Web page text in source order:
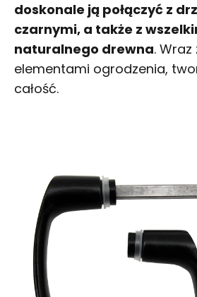
doskonale ją połączyć z
czarnymi, a także z
naturalnego drewna. Wraz
elementami ogrodzenia,
całość.